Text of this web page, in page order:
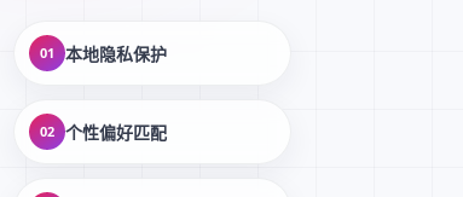
01 本地隐私保护
02 个性偏好匹配